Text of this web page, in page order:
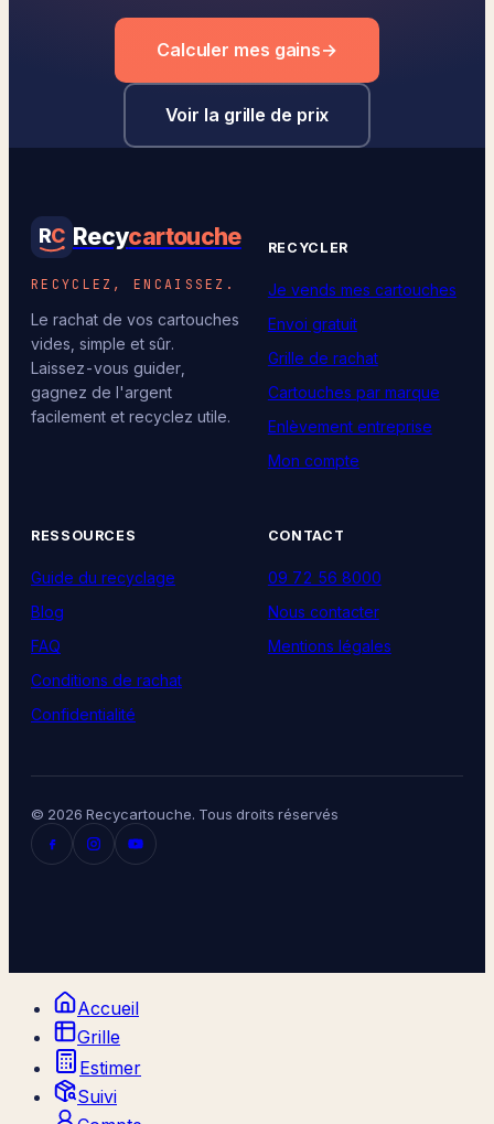
Calculer mes gains→
Voir la grille de prix
RC Recycartouche
RECYCLEZ, ENCAISSEZ.
Le rachat de vos cartouches
vides, simple et sûr.
Laissez-vous guider,
gagnez de l'argent
facilement et recyclez utile.
RECYCLER
Je vends mes cartouches
Envoi gratuit
Grille de rachat
Cartouches par marque
Enlèvement entreprise
Mon compte
RESSOURCES
Guide du recyclage
Blog
FAQ
Conditions de rachat
Confidentialité
CONTACT
09 72 56 8000
Nous contacter
Mentions légales
© 2026 Recycartouche. Tous droits réservés
Accueil
Grille
Estimer
Suivi